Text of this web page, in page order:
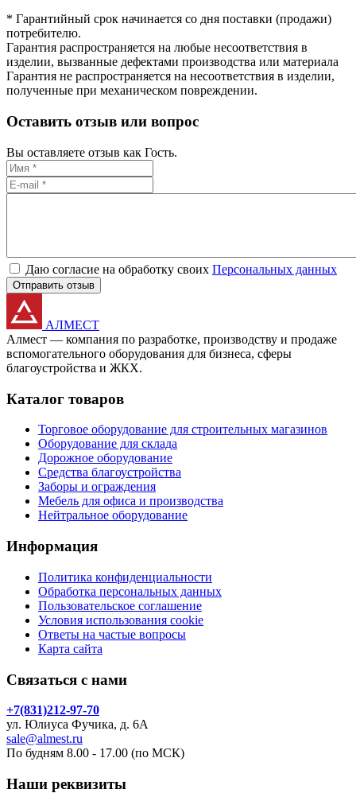
* Гарантийный срок начинается со дня поставки (продажи)
потребителю.
Гарантия распространяется на любые несоответствия в
изделии, вызванные дефектами производства или материала
Гарантия не распространяется на несоответствия в изделии,
полученные при механическом повреждении.
Оставить отзыв или вопрос
Вы оставляете отзыв как Гость.
Даю согласие на обработку своих Персональных данных
Отправить отзыв
АЛМЕСТ
Алмест — компания по разработке, производству и продаже
вспомогательного оборудования для бизнеса, сферы
благоустройства и ЖКХ.
Каталог товаров
Торговое оборудование для строительных магазинов
Оборудование для склада
Дорожное оборудование
Средства благоустройства
Заборы и ограждения
Мебель для офиса и производства
Нейтральное оборудование
Информация
Политика конфиденциальности
Обработка персональных данных
Пользовательское соглашение
Условия использования cookie
Ответы на частые вопросы
Карта сайта
Связаться с нами
+7(831)212-97-70
ул. Юлиуса Фучика, д. 6А
sale@almest.ru
По будням 8.00 - 17.00 (по МСК)
Наши реквизиты